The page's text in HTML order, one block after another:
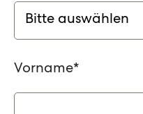
Vorname*